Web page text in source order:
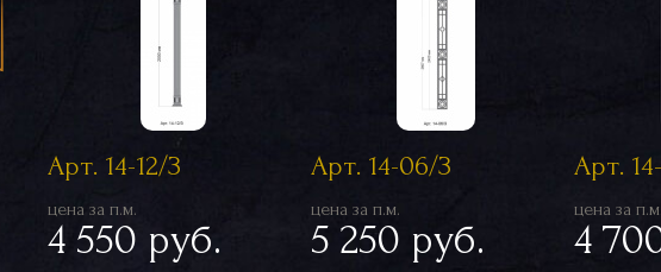
Арт. 14-12/З
цена за п.м.
4 550 руб.
Арт. 14-06/З
цена за п.м.
5 250 руб.
Арт.
цена за п.м.
4